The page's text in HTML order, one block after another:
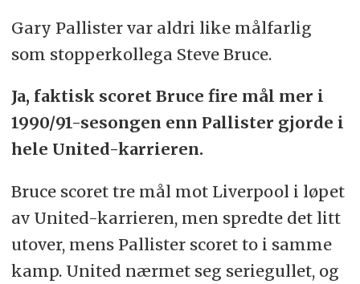
Gary Pallister var aldri like målfarlig
som stopperkollega Steve Bruce.
Ja, faktisk scoret Bruce fire mål mer i
1990/91-sesongen enn Pallister gjorde i
hele United-karrieren.
Bruce scoret tre mål mot Liverpool i løpet
av United-karrieren, men spredte det litt
utover, mens Pallister scoret to i samme
kamp. United nærmet seg seriegullet, og